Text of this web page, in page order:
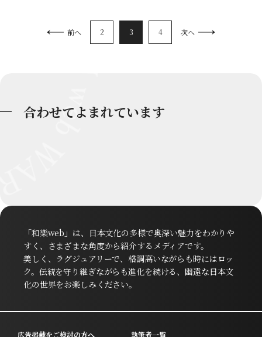
前へ 2 3 4 次へ
合わせてよまれています
「和樂web」は、日本文化の多様で奥深い魅力をわかりや
すく、さまざまな角度から紹介するメディアです。
美しく、ラグジュアリーで、格調高いながらも時にはロッ
ク。伝統を守り継ぎながらも進化を続ける、幽遠な日本文
化の世界をお楽しみください。
広告掲載をご検討の方へ 執筆者一覧